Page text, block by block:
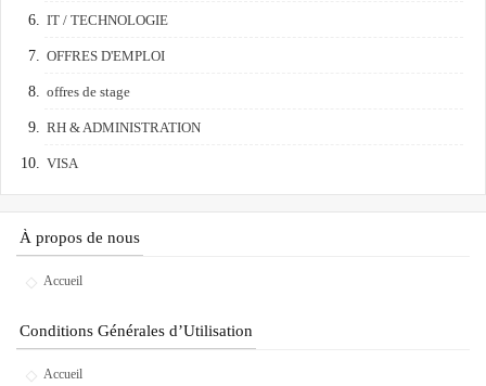
IT / TECHNOLOGIE
OFFRES D'EMPLOI
offres de stage
RH & ADMINISTRATION
VISA
À propos de nous
Accueil
Conditions Générales d’Utilisation
Accueil